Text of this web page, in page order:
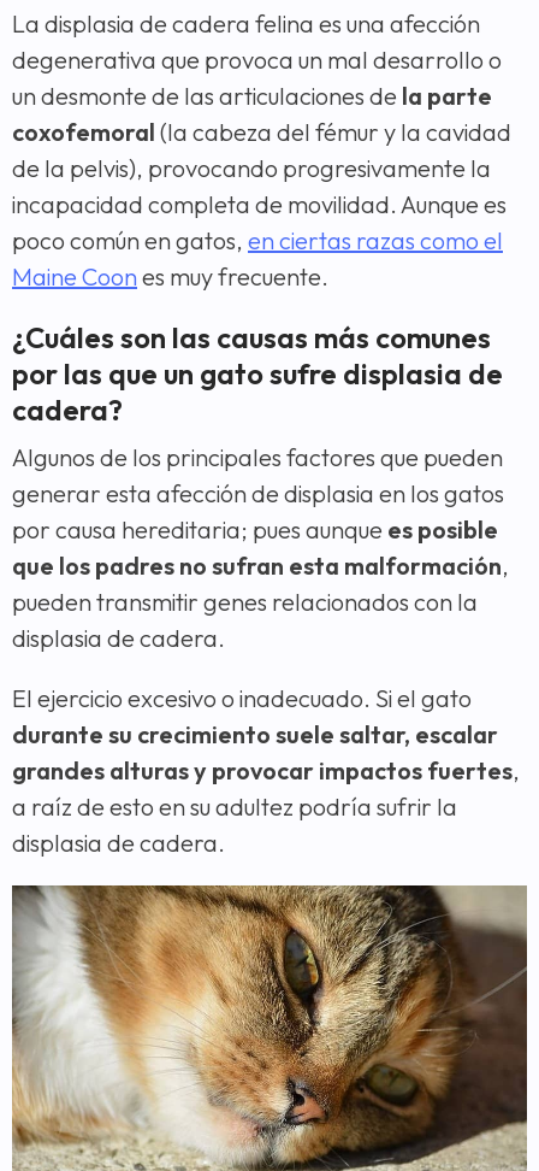
La displasia de cadera felina es una afección
degenerativa que provoca un mal desarrollo o
un desmonte de las articulaciones de la parte
coxofemoral (la cabeza del fémur y la cavidad
de la pelvis), provocando progresivamente la
incapacidad completa de movilidad. Aunque es
poco común en gatos, en ciertas razas como el
Maine Coon es muy frecuente.
¿Cuáles son las causas más comunes
por las que un gato sufre displasia de
cadera?
Algunos de los principales factores que pueden
generar esta afección de displasia en los gatos
por causa hereditaria; pues aunque es posible
que los padres no sufran esta malformación,
pueden transmitir genes relacionados con la
displasia de cadera.
El ejercicio excesivo o inadecuado. Si el gato
durante su crecimiento suele saltar, escalar
grandes alturas y provocar impactos fuertes,
a raíz de esto en su adultez podría sufrir la
displasia de cadera.